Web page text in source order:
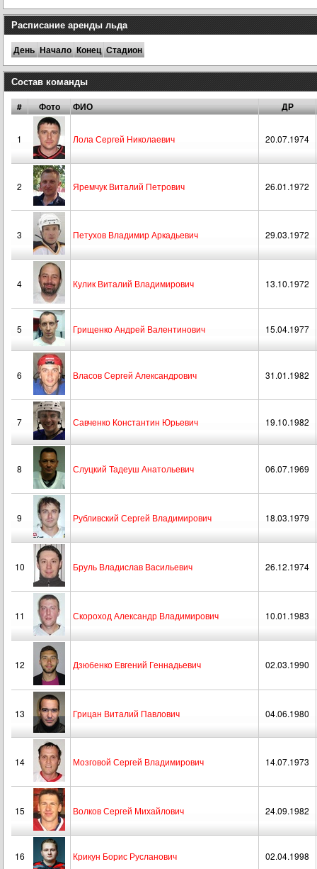
Расписание аренды льда
День Начало Конец Стадион
Состав команды
# Фото ФИО ДР
1 Лола Сергей Николаевич 20.07.1974
2 Яремчук Виталий Петрович 26.01.1972
3 Петухов Владимир Аркадьевич 29.03.1972
4 Кулик Виталий Владимирович 13.10.1972
5 Грищенко Андрей Валентинович 15.04.1977
6 Власов Сергей Александрович 31.01.1982
7 Савченко Константин Юрьевич 19.10.1982
8 Слуцкий Тадеуш Анатольевич 06.07.1969
9 Рубливский Сергей Владимирович 18.03.1979
10 Бруль Владислав Васильевич 26.12.1974
11 Скороход Александр Владимирович 10.01.1983
12 Дзюбенко Евгений Геннадьевич 02.03.1990
13 Грицан Виталий Павлович 04.06.1980
14 Мозговой Сергей Владимирович 14.07.1973
15 Волков Сергей Михайлович 24.09.1982
16 Крикун Борис Русланович 02.04.1998